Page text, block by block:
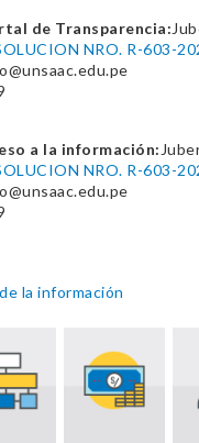
de Transparencia:
NRO. R-603-
a la información:
NRO. R-603-
la información